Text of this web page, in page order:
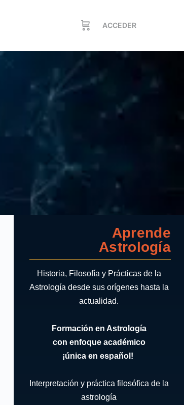
ACCEDER
Aprende
Astrología
Historia, Filosofía y Prácticas de la
Astrología desde sus orígenes hasta la
actualidad.
Formación en Astrología
con enfoque académico
¡única en español!
Interpretación y práctica filosófica de la
astrología